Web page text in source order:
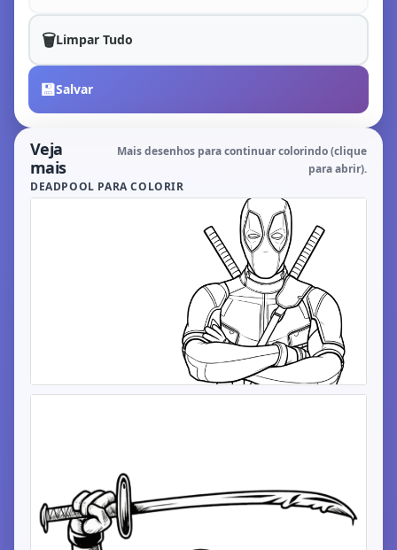
🗑️Limpar Tudo
💾Salvar
Veja
mais
Mais desenhos para continuar colorindo (clique
para abrir).
DEADPOOL PARA COLORIR